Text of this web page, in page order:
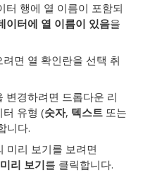
터 행에 열 이름이 포함되
이터에 열 이름이 있음을
면 열 확인란을 선택 취
변경하려면 드롭다운 리
터 유형 (숫자, 텍스트 또는
니다.
미리 보기를 보려면
리 보기를 클릭합니다.